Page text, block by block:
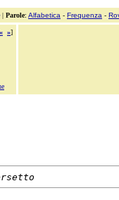
| Parole: Alfabetica - Frequenza -
« »]